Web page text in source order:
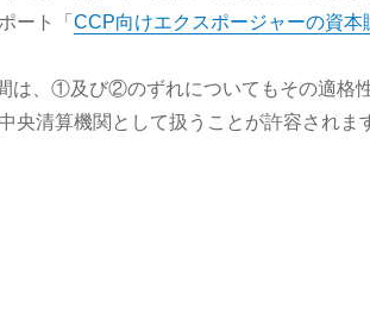
ート「 CCP向けエクスポージャーの資本
は、①及び②のずれについてもその適
央清算機関として扱うことが許容され